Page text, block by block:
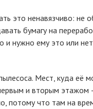
это ненавязчиво: не
бумагу на
и нужно ему это или
Мест, куда её
и вторым
потому что там на